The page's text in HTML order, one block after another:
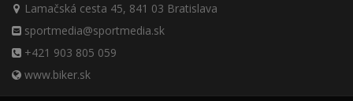
Lamačská cesta 45, 841 03 Bratislava
sportmedia@sportmedia.sk
+421 903 805 059
www.biker.sk